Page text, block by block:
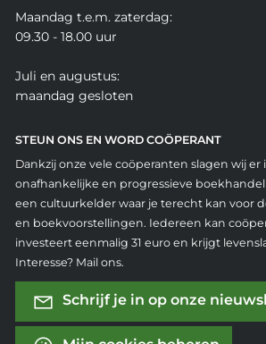
Maandag t.e.m. zaterdag:
09.30 - 18.00 uur
Juli en augustus:
maandag gesloten
STEUN ONS EN WORD COÖPERANT
Dankzij onze vele coöperanten slagen wij er
onafhankelijke en progressieve
een cultuurkelder waar je terecht kan voor
en boekvoorstellingen. Iedereen kan
investeert eenmalig 31 euro en krijgt
Interesse? Mail ons.
Schrijf je in op onze